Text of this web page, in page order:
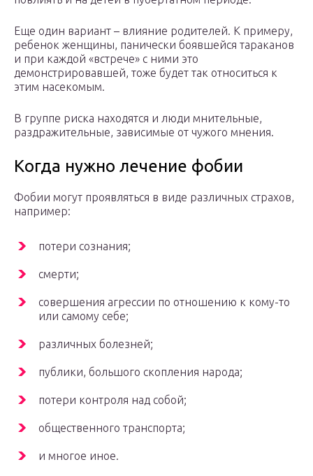
Еще один вариант – влияние родителей. К примеру,
ребенок женщины, панически боявшейся тараканов
и при каждой «встрече» с ними это
демонстрировавшей, тоже будет так относиться к
этим насекомым.
В группе риска находятся и люди мнительные,
раздражительные, зависимые от чужого мнения.
Когда нужно лечение фобии
Фобии могут проявляться в виде различных страхов,
например:
потери сознания;
смерти;
совершения агрессии по отношению к кому-то
или самому себе;
различных болезней;
публики, большого скопления народа;
потери контроля над собой;
общественного транспорта;
и многое иное.